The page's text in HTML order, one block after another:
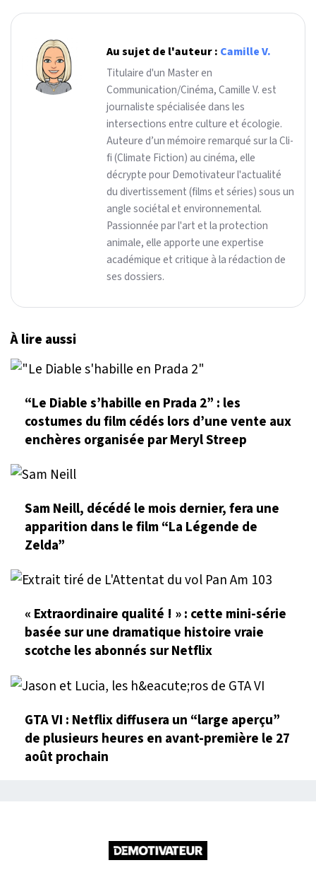
Au sujet de l'auteur : Camille V.
Titulaire d'un Master en
Communication/Cinéma, Camille V. est
journaliste spécialisée dans les
intersections entre culture et écologie.
Auteure d’un mémoire remarqué sur la Cli-
fi (Climate Fiction) au cinéma, elle
décrypte pour Demotivateur l'actualité
du divertissement (films et séries) sous un
angle sociétal et environnemental.
Passionnée par l'art et la protection
animale, elle apporte une expertise
académique et critique à la rédaction de
ses dossiers.
À lire aussi
“Le Diable s’habille en Prada 2” : les
costumes du film cédés lors d’une vente aux
enchères organisée par Meryl Streep
Sam Neill, décédé le mois dernier, fera une
apparition dans le film “La Légende de
Zelda”
« Extraordinaire qualité ! » : cette mini-série
basée sur une dramatique histoire vraie
scotche les abonnés sur Netflix
GTA VI : Netflix diffusera un “large aperçu”
de plusieurs heures en avant-première le 27
août prochain